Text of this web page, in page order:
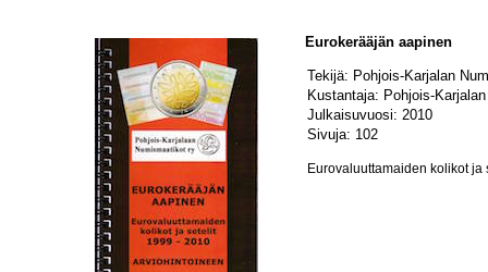
Eurokerääjän aapinen
Tekijä: Pohjois-Karjalan
Kustantaja: Pohjois-
Julkaisuvuosi: 2010
Sivuja: 102
Eurovaluuttamaiden kolikot